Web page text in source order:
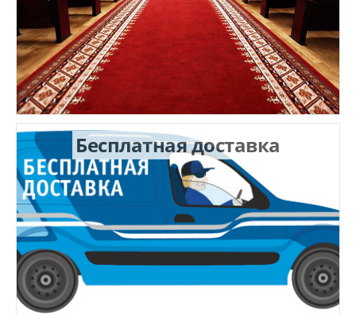
Бесплатная доставка